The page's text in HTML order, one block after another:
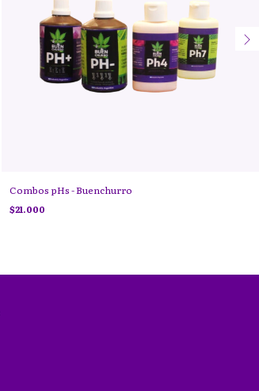
Combos pHs - Buenchurro
$21.000